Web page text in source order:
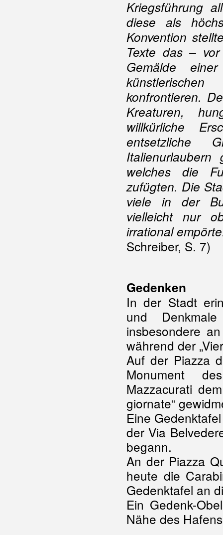
Kriegsführung
diese als
Konvention
Texte das –
Gemälde
konfrontieren.
Kreaturen,
willkürliche
entsetzliche
Italienurlaubern
welches die
zufügten. Die
viele in der
vielleicht nur
irrational
Schreiber, S. 7)
Gedenken
In der Stadt
und
insbesondere
während der
Auf der Piazza
Monument
Mazzacurati
giornate“
Eine
der Via
begann.
An der Piazza
heute die
Gedenktafel an
Ein Gedenk-
Nähe des